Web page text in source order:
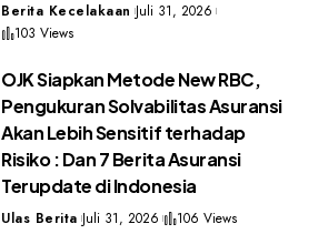
Berita Kecelakaan Juli 31, 2026
103 Views
OJK Siapkan Metode New RBC,
Pengukuran Solvabilitas Asuransi
Akan Lebih Sensitif terhadap
Risiko : Dan 7 Berita Asuransi
Terupdate di Indonesia
Ulas Berita Juli 31, 2026 106 Views